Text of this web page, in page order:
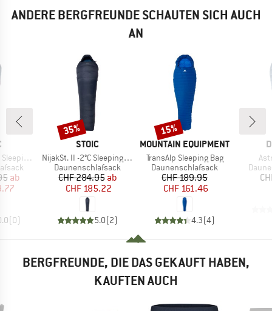
ANDERE BERGFREUNDE SCHAUTEN SICH AUCH
AN
Bag
Preis
ab
(0)
MARKE
STOIC
Artikel
NijakSt. II -2°C Sleeping Bag
Produktgruppe
Daunenschlafsack
Preis
CHF 284.95reduzierter Preis
ab
CHF 185.22
5.0(2)
Rabatt
35%
MARKE
MOUNTAIN EQUIPMENT
Artikel
TransAlp Sleeping Bag
Produktgruppe
Daunenschlafsack
Preis
CHF 189.95reduzierter Preis
CHF 161.46
4.3(4)
Rabatt
15%
BERGFREUNDE, DIE DAS GEKAUFT HABEN,
KAUFTEN AUCH